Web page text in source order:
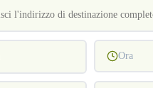
Ora